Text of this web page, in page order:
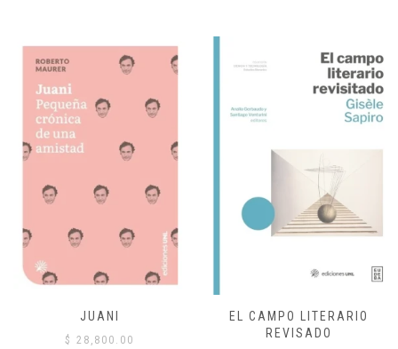
JUANI
$ 28,800.00
EL CAMPO LITERARIO
REVISADO